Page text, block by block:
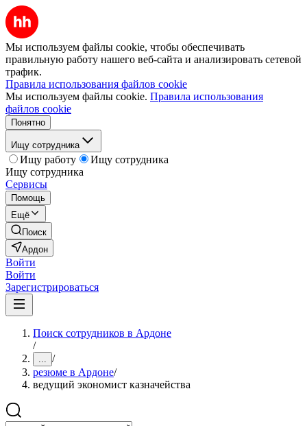
Мы используем файлы cookie, чтобы обеспечивать
правильную работу нашего веб-сайта и анализировать сетевой
трафик.
Правила использования файлов cookie
Мы используем файлы cookie. Правила использования
файлов cookie
Понятно
Ищу сотрудника
Ищу работу
Ищу сотрудника
Ищу сотрудника
Сервисы
Помощь
Ещё
Поиск
Ардон
Войти
Войти
Зарегистрироваться
Поиск сотрудников в Ардоне
/
... /
резюме в Ардоне/
ведущий экономист казначейства